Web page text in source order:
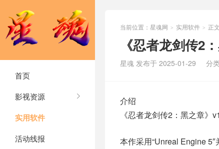
首页
影视资源
实用软件
活动线报
当前位置： 星魂网 > 实用软件 > 正文
《忍者龙剑传2
星魂 发布于 2025-01-29 分
介绍
《忍者龙剑传2：黑之章》
本作采用“Unreal Engine